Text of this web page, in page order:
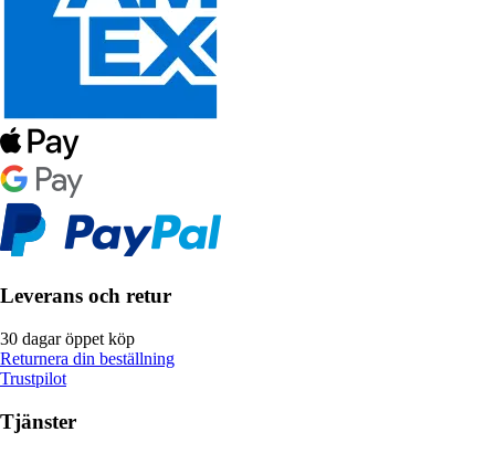
Leverans och retur
30 dagar öppet köp
Returnera din beställning
Trustpilot
Tjänster